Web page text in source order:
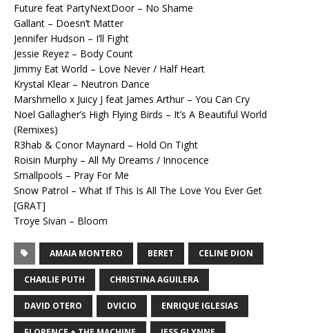
Future feat PartyNextDoor – No Shame
Gallant – Doesn’t Matter
Jennifer Hudson – I’ll Fight
Jessie Reyez – Body Count
Jimmy Eat World – Love Never / Half Heart
Krystal Klear – Neutron Dance
Marshmello x Juicy J feat James Arthur – You Can Cry
Noel Gallagher’s High Flying Birds – It’s A Beautiful World
(Remixes)
R3hab & Conor Maynard – Hold On Tight
Roisin Murphy – All My Dreams / Innocence
Smallpools – Pray For Me
Snow Patrol – What If This Is All The Love You Ever Get
[GRAT]
Troye Sivan – Bloom
AMAIA MONTERO BERET CELINE DION
CHARLIE PUTH CHRISTINA AGUILERA
DAVID OTERO DVICIO ENRIQUE IGLESIAS